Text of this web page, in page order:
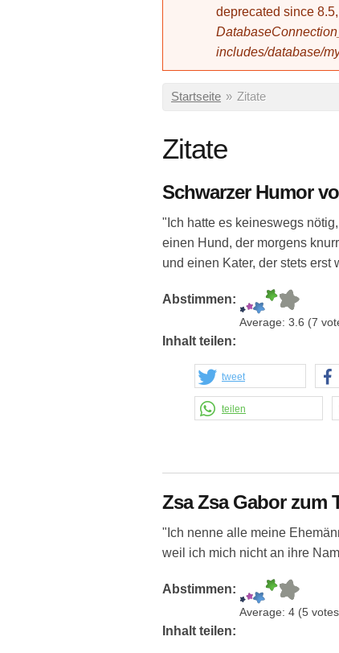
deprecated since
includes/database/
Sie sind hier
Startseite » Zitate
Zitate
Schwarzer Humor
"Ich hatte es keineswegs
einen Hund, der morgens
und einen Kater, der stets
Abstimmen:
Average: 3.6 (7
Inhalt teilen:
tweet
teilen
Zsa Zsa Gabor zum
"Ich nenne alle meine
weil ich mich nicht an ihre
Abstimmen:
Average: 4 (5
Inhalt teilen: